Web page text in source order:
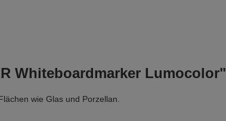
Whiteboardmarker Lumocolor"
wie Glas und Porzellan.